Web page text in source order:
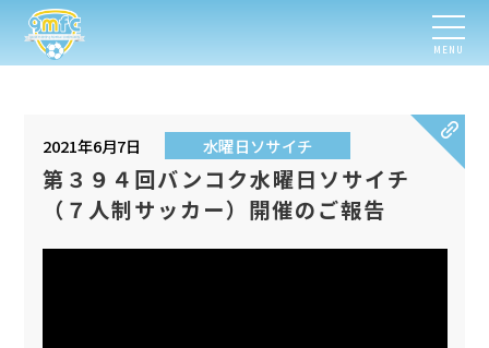
MENU
2021年6月7日 水曜日ソサイチ
第３９４回バンコク水曜日ソサイチ
（７人制サッカー）開催のご報告